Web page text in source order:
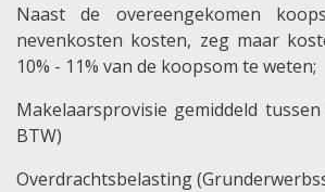
Naast de overeengekomen
nevenkosten kosten, zeg maar
10% - 11% van de koopsom te weten;
Makelaarsprovisie gemiddeld
BTW)
Overdrachtsbelasting